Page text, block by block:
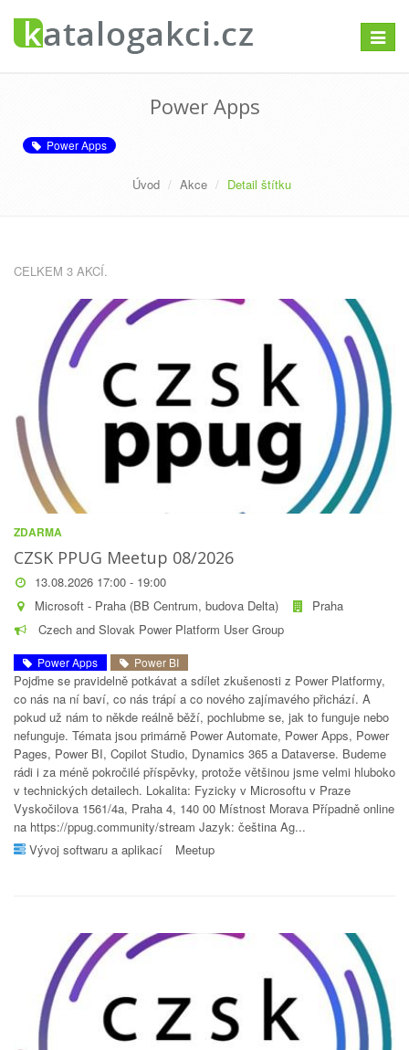
Power Apps
Power Apps
Úvod Akce Detail štítku
CELKEM 3 AKCÍ.
ZDARMA
CZSK PPUG Meetup 08/2026
13.08.2026 17:00 - 19:00
Microsoft - Praha (BB Centrum, budova Delta)
Praha
Czech and Slovak Power Platform User Group
Power Apps Power BI
Pojďme se pravidelně potkávat a sdílet zkušenosti z Power Platformy,
co nás na ní baví, co nás trápí a co nového zajímavého přichází. A
pokud už nám to někde reálně běží, pochlubme se, jak to funguje nebo
nefunguje. Témata jsou primárně Power Automate, Power Apps, Power
Pages, Power BI, Copilot Studio, Dynamics 365 a Dataverse. Budeme
rádi i za méně pokročilé příspěvky, protože většinou jsme velmi hluboko
v technických detailech. Lokalita: Fyzicky v Microsoftu v Praze
Vyskočilova 1561/4a, Praha 4, 140 00 Místnost Morava Případně online
na https://ppug.community/stream Jazyk: čeština Ag...
Vývoj softwaru a aplikací
Meetup